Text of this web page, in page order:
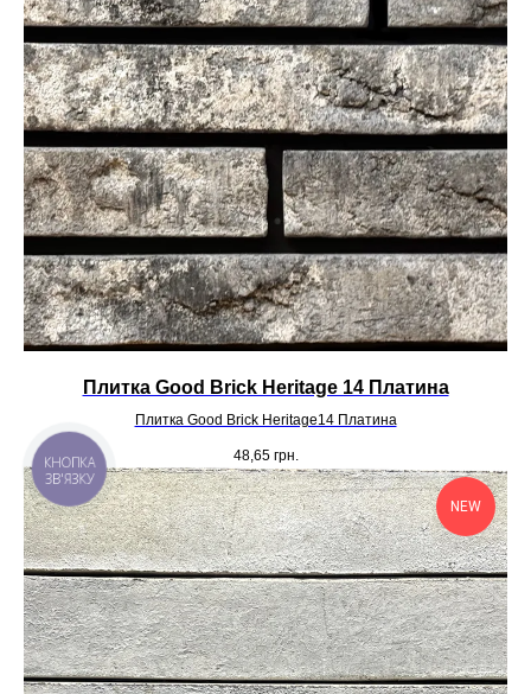
Плитка Good Brick Heritage 14 Платина
Плитка Good Brick Heritage14 Платина
48,65 грн.
NEW